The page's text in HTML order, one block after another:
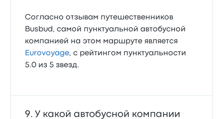
Согласно отзывам путешественников
Busbud, самой пунктуальной автобусной
компанией на этом маршруте является
Eurovoyage, с рейтингом пунктуальности
5.0 из 5 звезд.
У какой автобусной компании